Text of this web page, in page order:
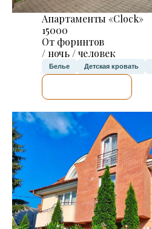
Апартаменты «Clock»
15000
От форинтов
/ ночь / человек
Белье Детская кровать